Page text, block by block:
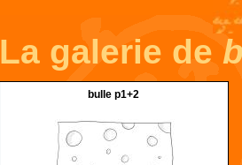
La galerie de
bulle p1+2